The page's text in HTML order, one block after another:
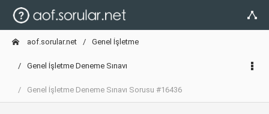
aof.sorular.net Genel İşletme
Genel İşletme Deneme Sınavı
Genel İşletme Deneme Sınavı Sorusu #16436